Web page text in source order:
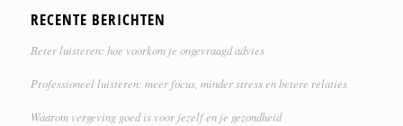
RECENTE BERICHTEN
Beter luisteren: hoe voorkom je ongevraagd advies
Professioneel luisteren: meer focus, minder stress en betere relaties
Waarom vergeving goed is voor jezelf en je gezondheid